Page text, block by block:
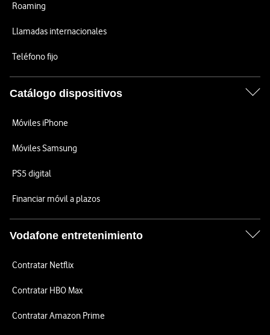
Roaming
Llamadas internacionales
Teléfono fijo
Catálogo dispositivos
Móviles iPhone
Móviles Samsung
PS5 digital
Financiar móvil a plazos
Vodafone entretenimiento
Contratar Netflix
Contratar HBO Max
Contratar Amazon Prime